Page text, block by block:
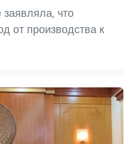
заявляла, что
от производства к